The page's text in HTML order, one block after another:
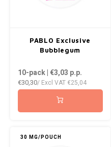
PABLO Exclusive
Bubblegum
10-pack | €3,03 p.p.
€30,30/ Excl VAT €25,04
30 MG/POUCH